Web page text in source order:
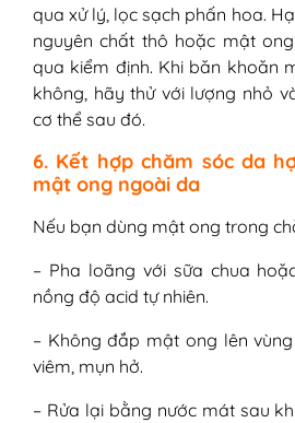
qua xử lý, lọc sạch phấn hoa.
nguyên chất thô hoặc mật
qua kiểm định. Khi băn khoăn
không, hãy thử với lượng nhỏ
cơ thể sau đó.
6. Kết hợp chăm sóc da
mật ong ngoài da
Nếu bạn dùng mật ong trong
– Pha loãng với sữa chua
nồng độ acid tự nhiên.
– Không đắp mật ong lên
viêm, mụn hở.
– Rửa lại bằng nước mát sau